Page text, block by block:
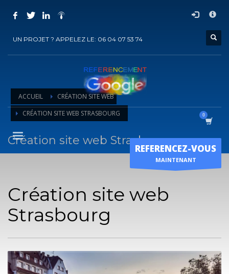
COMMENT ACHETER UN PRESTATION DE
Ajouter la prestation au panier
Vous recevrez sous 5 jours ouvrés un mail deconfirmationde
l'exécution de la prestation
Horaire d'ouverture
UN PROJET ? APPELEZ LE: 06 04 07 53 74
REFERENCEZ-VOUS
MAINTENANT
ACCUEIL
CRÉATION SITE WEB
CRÉATION SITE WEB STRASBOURG
Création site web Strasbourg
Création site web
Strasbourg